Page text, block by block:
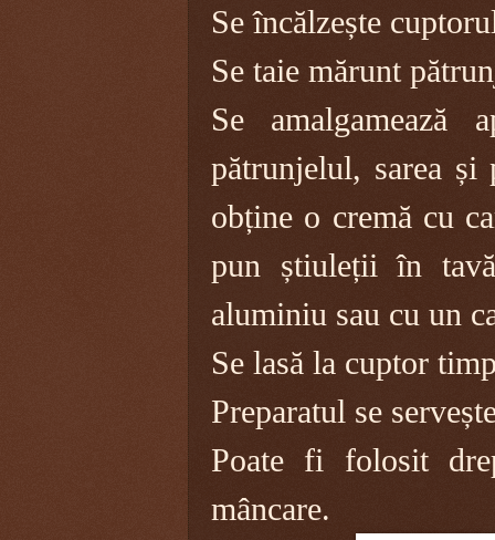
Se încălzește
Se taie mărunt
Se
pătrunjelul, sarea și
obține o cremă cu
pun știuleții în
aluminiu sau cu un
Se lasă la cuptor
Preparatul se
Poate fi folosit
mâncare.